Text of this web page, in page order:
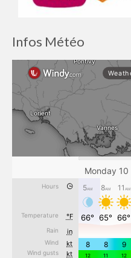
Infos Météo